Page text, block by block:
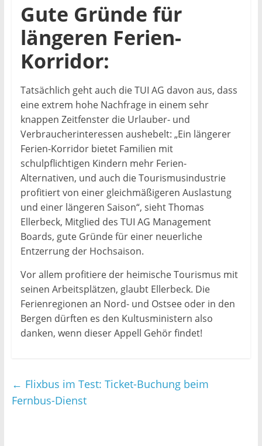
Gute Gründe für
längeren Ferien-
Korridor:
Tatsächlich geht auch die TUI AG davon aus, dass
eine extrem hohe Nachfrage in einem sehr
knappen Zeitfenster die Urlauber- und
Verbraucherinteressen aushebelt: „Ein längerer
Ferien-Korridor bietet Familien mit
schulpflichtigen Kindern mehr Ferien-
Alternativen, und auch die Tourismusindustrie
profitiert von einer gleichmäßigeren Auslastung
und einer längeren Saison“, sieht Thomas
Ellerbeck, Mitglied des TUI AG Management
Boards, gute Gründe für einer neuerliche
Entzerrung der Hochsaison.
Vor allem profitiere der heimische Tourismus mit
seinen Arbeitsplätzen, glaubt Ellerbeck. Die
Ferienregionen an Nord- und Ostsee oder in den
Bergen dürften es den Kultusministern also
danken, wenn dieser Appell Gehör findet!
← Flixbus im Test: Ticket-Buchung beim
Fernbus-Dienst